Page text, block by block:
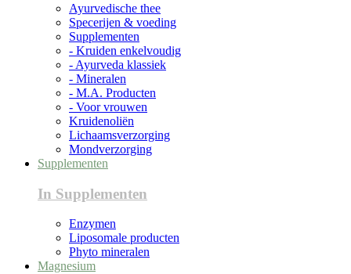
Ayurvedische thee
Specerijen & voeding
Supplementen
- Kruiden enkelvoudig
- Ayurveda klassiek
- Mineralen
- M.A. Producten
- Voor vrouwen
Kruidenoliën
Lichaamsverzorging
Mondverzorging
Supplementen
In Supplementen
Enzymen
Liposomale producten
Phyto mineralen
Magnesium